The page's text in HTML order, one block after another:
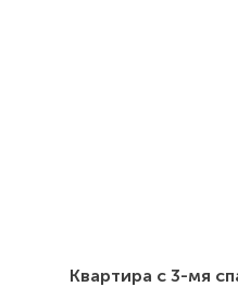
Квартира с 3-мя